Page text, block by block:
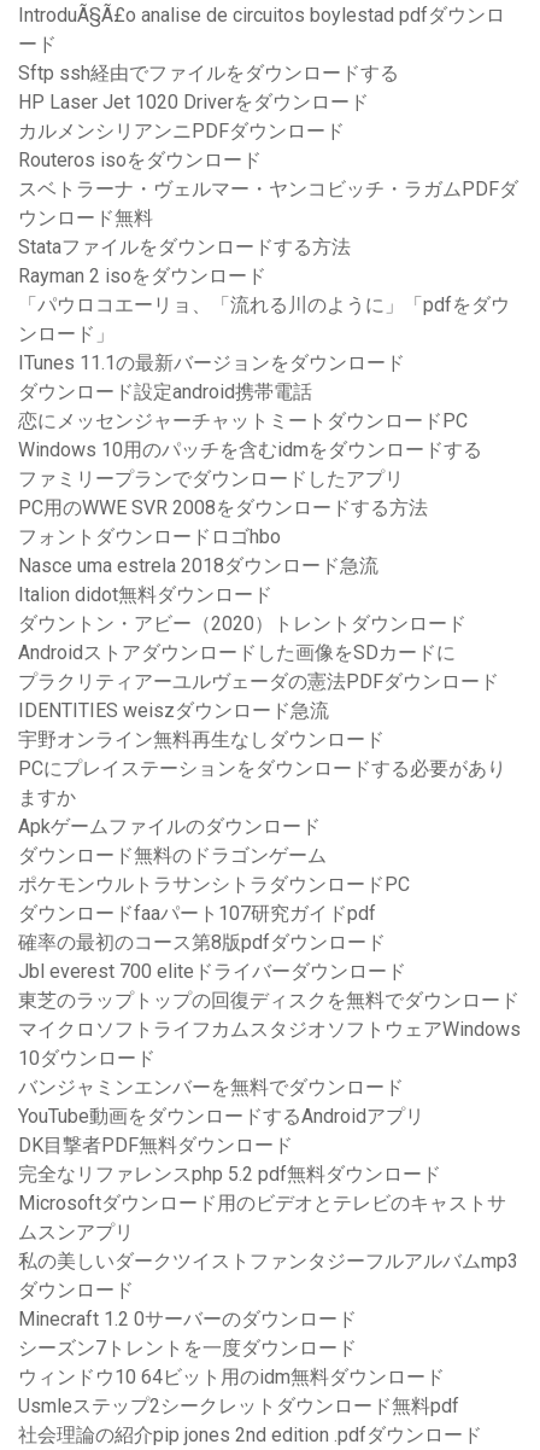
IntroduÃ§Ã£o analise de circuitos boylestad pdfダウンロ
ード
Sftp ssh経由でファイルをダウンロードする
HP Laser Jet 1020 Driverをダウンロード
カルメンシリアンニPDFダウンロード
Routeros isoをダウンロード
スベトラーナ・ヴェルマー・ヤンコビッチ・ラガムPDFダ
ウンロード無料
Stataファイルをダウンロードする方法
Rayman 2 isoをダウンロード
「パウロコエーリョ、「流れる川のように」「pdfをダウ
ンロード」
ITunes 11.1の最新バージョンをダウンロード
ダウンロード設定android携帯電話
恋にメッセンジャーチャットミートダウンロードPC
Windows 10用のパッチを含むidmをダウンロードする
ファミリープランでダウンロードしたアプリ
PC用のWWE SVR 2008をダウンロードする方法
フォントダウンロードロゴhbo
Nasce uma estrela 2018ダウンロード急流
Italion didot無料ダウンロード
ダウントン・アビー（2020）トレントダウンロード
Androidストアダウンロードした画像をSDカードに
プラクリティアーユルヴェーダの憲法PDFダウンロード
IDENTITIES weiszダウンロード急流
宇野オンライン無料再生なしダウンロード
PCにプレイステーションをダウンロードする必要があり
ますか
Apkゲームファイルのダウンロード
ダウンロード無料のドラゴンゲーム
ポケモンウルトラサンシトラダウンロードPC
ダウンロードfaaパート107研究ガイドpdf
確率の最初のコース第8版pdfダウンロード
Jbl everest 700 eliteドライバーダウンロード
東芝のラップトップの回復ディスクを無料でダウンロード
マイクロソフトライフカムスタジオソフトウェアWindows
10ダウンロード
バンジャミンエンバーを無料でダウンロード
YouTube動画をダウンロードするAndroidアプリ
DK目撃者PDF無料ダウンロード
完全なリファレンスphp 5.2 pdf無料ダウンロード
Microsoftダウンロード用のビデオとテレビのキャストサ
ムスンアプリ
私の美しいダークツイストファンタジーフルアルバムmp3
ダウンロード
Minecraft 1.2 0サーバーのダウンロード
シーズン7トレントを一度ダウンロード
ウィンドウ10 64ビット用のidm無料ダウンロード
Usmleステップ2シークレットダウンロード無料pdf
社会理論の紹介pip jones 2nd edition .pdfダウンロード